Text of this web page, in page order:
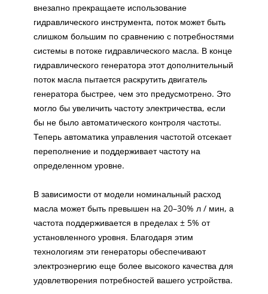
внезапно прекращаете использование
гидравлического инструмента, поток может быть
слишком большим по сравнению с потребностями
системы в потоке гидравлического масла. В конце
гидравлического генератора этот дополнительный
поток масла пытается раскрутить двигатель
генератора быстрее, чем это предусмотрено. Это
могло бы увеличить частоту электричества, если
бы не было автоматического контроля частоты.
Теперь автоматика управления частотой отсекает
переполнение и поддерживает частоту на
определенном уровне.
В зависимости от модели номинальный расход
масла может быть превышен на 20–30% л / мин, а
частота поддерживается в пределах ± 5% от
установленного уровня. Благодаря этим
технологиям эти генераторы обеспечивают
электроэнергию еще более высокого качества для
удовлетворения потребностей вашего устройства.